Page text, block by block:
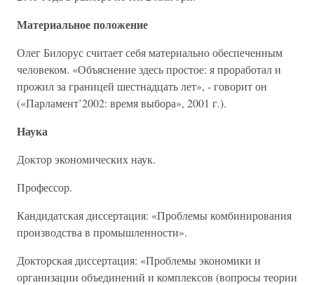
Материальное положение
Олег Билорус считает себя материально обеспеченным
человеком. «Объяснение здесь простое: я проработал и
прожил за границей шестнадцать лет», - говорит он
(«Парламент’2002: время выбора», 2001 г.).
Наука
Доктор экономических наук.
Профессор.
Кандидатская диссертация: «Проблемы комбинирования
производства в промышленности».
Докторская диссертация: «Проблемы экономики и
организации объединений и комплексов (вопросы теории